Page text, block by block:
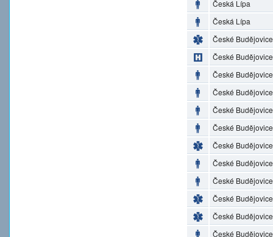
Česká Lípa
Česká Lípa
České Budějovice
České Budějovice
České Budějovice
České Budějovice
České Budějovice
České Budějovice
České Budějovice
České Budějovice
České Budějovice
České Budějovice
České Budějovice
České Budějovice